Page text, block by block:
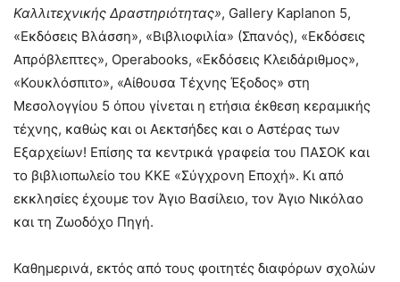
Καλλιτεχνικής Δραστηριότητας», Gallery Kaplanon 5,
«Εκδόσεις Βλάσση», «Βιβλιοφιλία» (Σπανός), «Εκδόσεις
Απρόβλεπτες», Operabooks, «Εκδόσεις Κλειδάριθμος»,
«Κουκλόσπιτο», «Αίθουσα Τέχνης Έξοδος» στη
Μεσολογγίου 5 όπου γίνεται η ετήσια έκθεση κεραμικής
τέχνης, καθώς και οι Αεκτσήδες και ο Αστέρας των
Εξαρχείων! Επίσης τα κεντρικά γραφεία του ΠΑΣΟΚ και
το βιβλιοπωλείο του ΚΚΕ «Σύγχρονη Εποχή». Κι από
εκκλησίες έχουμε τον Άγιο Βασίλειο, τον Άγιο Νικόλαο
και τη Ζωοδόχο Πηγή.
Καθημερινά, εκτός από τους φοιτητές διαφόρων σχολών